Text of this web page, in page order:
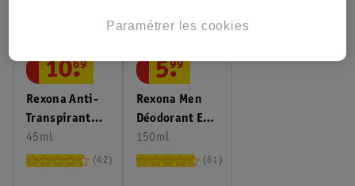
Rexona Anti-
Transpirant
Bille Maximum
Protection
45ml
10.
69
42
Rexona Men
Déodorant En
Spray
Sensitive
150ml
5.
99
61
Paramétrer les cookies